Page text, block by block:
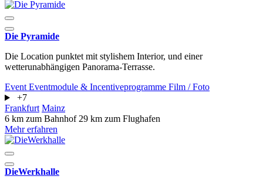
Die Pyramide
Die Location punktet mit stylishem Interior, und einer
wetterunabhängigen Panorama-Terrasse.
Event Eventmodule & Incentiveprogramme Film / Foto
+7
Frankfurt Mainz
6 km zum Bahnhof 29 km zum Flughafen
Mehr erfahren
DieWerkhalle